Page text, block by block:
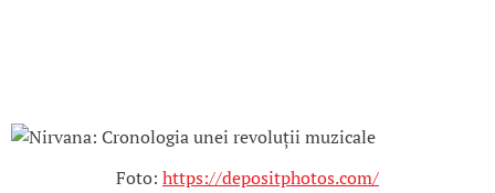
Foto: https://depositphotos.com/